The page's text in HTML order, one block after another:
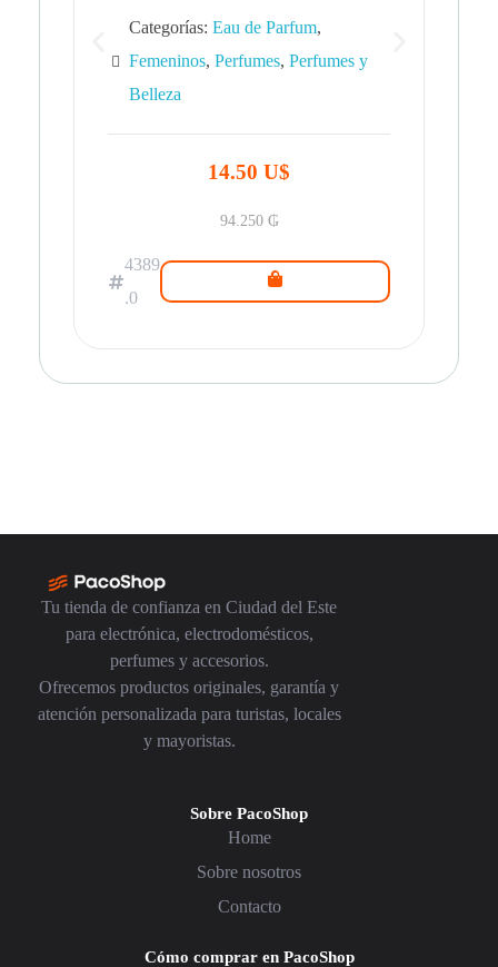
Categorías: Eau de Parfum,
Femeninos, Perfumes, Perfumes y
Belleza
14.50 U$
94.250 ₲
4389
.0
Tu tienda de confianza en Ciudad del Este
para electrónica, electrodomésticos,
perfumes y accesorios.
Ofrecemos productos originales, garantía y
atención personalizada para turistas, locales
y mayoristas.
Sobre PacoShop
Home
Sobre nosotros
Contacto
Cómo comprar en PacoShop